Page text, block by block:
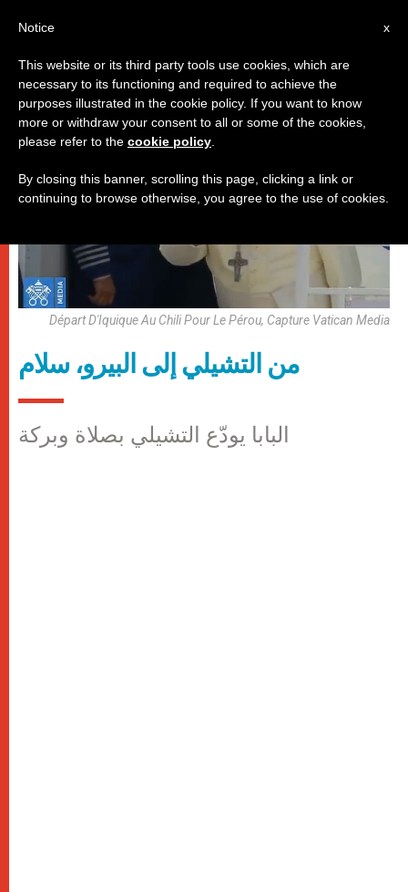
باباوات,زيارات
Départ D'Iquique Au Chili Pour Le Pérou, Capture Vatican Media
من التشيلي إلى البيرو، سلام
البابا يودّع التشيلي بصلاة وبركة
x
Notice
This website or its third party tools use cookies, which are
necessary to its functioning and required to achieve the
purposes illustrated in the cookie policy. If you want to know
more or withdraw your consent to all or some of the cookies,
please refer to the cookie policy
By closing this banner, scrolling this page, clicking a link or
continuing to browse otherwise, you agree to the use of cookies.